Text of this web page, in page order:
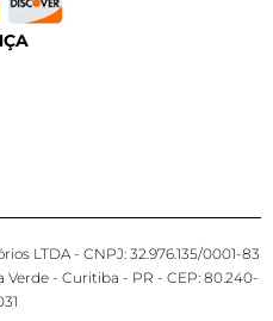
LTDA - CNPJ: 32.976.135/0001-83
- Curitiba - PR - CEP: 80.240-